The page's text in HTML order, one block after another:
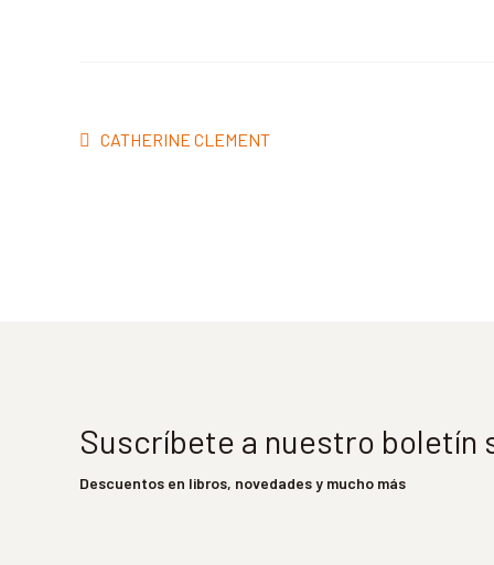
Navegación
Anterior:
CATHERINE CLEMENT
Suscríbete a nuestro boletín
Descuentos en libros, novedades y mucho más